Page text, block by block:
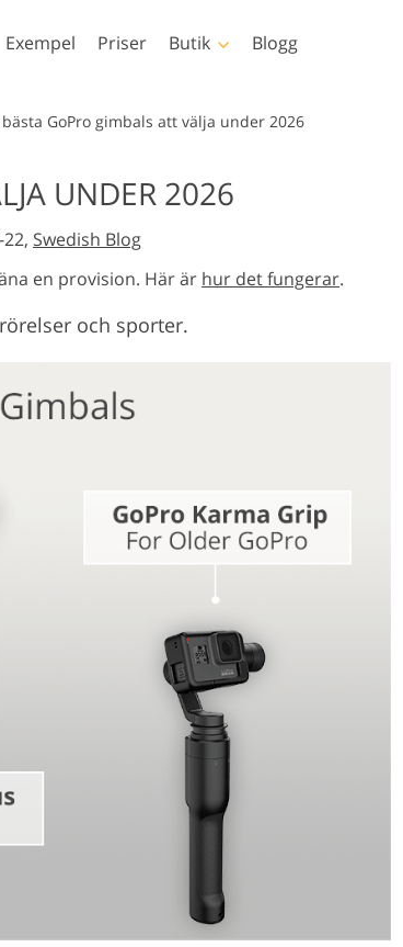
AI-träningsdata
Exempel Priser Butik
Templates
Alla mallar
Marknadsföringsmallar
Alla hjärtans dag-kort
Bröllopsinbjudningar
Blogg
GoPro gimbals att välja under 2026
UNDER 2026
Swedish Blog
en provision. Här är hur det fungerar.
och sporter.